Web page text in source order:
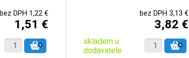
bez DPH 1,22 €
1,51 €
bez DPH 3,13 €
3,82 €
skladem u
dodavatele